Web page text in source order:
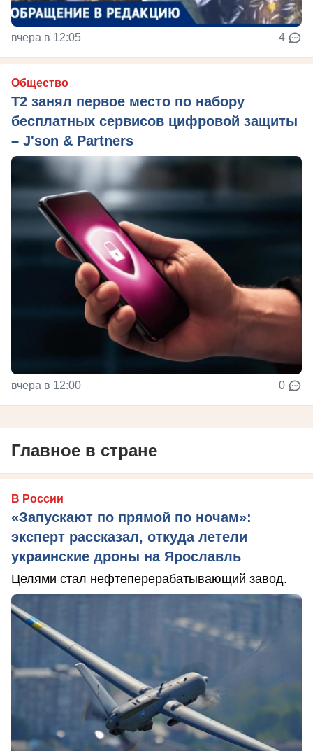
вчера в 12:05 4
Общество
Т2 занял первое место по набору
бесплатных сервисов цифровой защиты
– J'son & Partners
вчера в 12:00 0
Главное в стране
В России
«Запускают по прямой по ночам»:
эксперт рассказал, откуда летели
украинские дроны на Ярославль
Целями стал нефтеперерабатывающий завод.